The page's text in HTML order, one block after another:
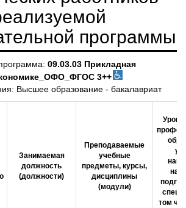
программы
09.03.03 Прикладная
3++
Высшее образование - бакалавриат
Занимаемая
должность
(должности)
Преподаваемые
учебные
предметы, курсы,
дисциплины
(модули)
том